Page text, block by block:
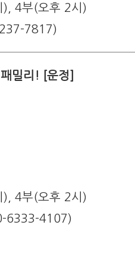
4부(오후 2시)
7817)
밀리! [운정]
4부(오후 2시)
6333-4107)